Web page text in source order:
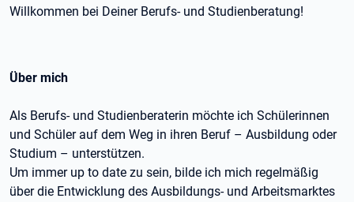
Willkommen bei Deiner Berufs- und Studienberatung!
Über mich
Als Berufs- und Studienberaterin möchte ich Schülerinnen
und Schüler auf dem Weg in ihren Beruf – Ausbildung oder
Studium – unterstützen.
Um immer up to date zu sein, bilde ich mich regelmäßig
über die Entwicklung des Ausbildungs- und Arbeitsmarktes